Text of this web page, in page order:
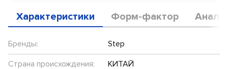
Характеристики Форм-фактор
Бренды:
Step
Страна происхождения:
КИТАЙ